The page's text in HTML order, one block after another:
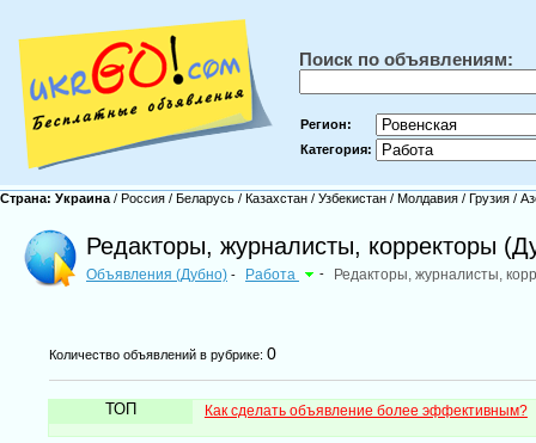
Поиск по объявлениям:
Регион:
Категория:
Страна: Украина / Россия / Беларусь / Казахстан / Узбекистан / Молдавия / Грузия /
Редакторы, журналисты, корректоры
Объявления (Дубно) - Работа - Редакторы, журналисты,
Количество объявлений в рубрике: 0
ТОП Как сделать объявление более эффективным?